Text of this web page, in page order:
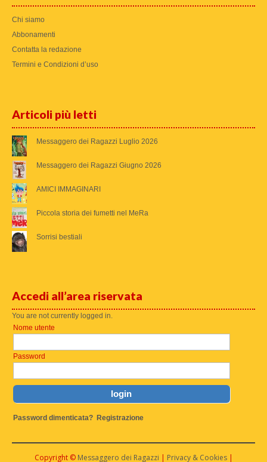
Chi siamo
Abbonamenti
Contatta la redazione
Termini e Condizioni d’uso
Articoli più letti
Messaggero dei Ragazzi Luglio 2026
Messaggero dei Ragazzi Giugno 2026
AMICI IMMAGINARI
Piccola storia dei fumetti nel MeRa
Sorrisi bestiali
Accedi all’area riservata
You are not currently logged in.
Nome utente
Password
Password dimenticata? Registrazione
Copyright © Messaggero dei Ragazzi | Privacy & Cookies|